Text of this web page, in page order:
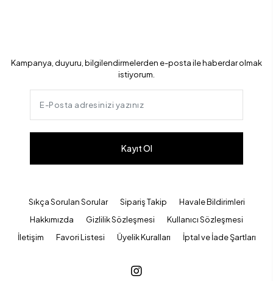
Kampanya, duyuru, bilgilendirmelerden e-posta ile haberdar olmak
istiyorum.
Kayıt Ol
Sıkça Sorulan Sorular Sipariş Takip
Havale Bildirimleri
Hakkımızda
Gizlilik Sözleşmesi
Kullanıcı Sözleşmesi
İletişim
Favori Listesi Üyelik Kuralları İptal ve İade Şartları